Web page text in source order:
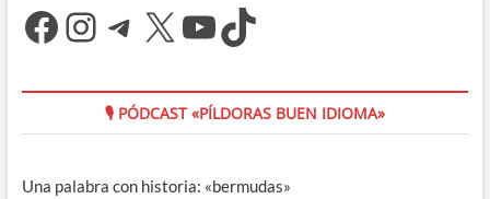
Facebook
Instagram
Telegram
X YouTube
TikTok
🎙 PÓDCAST «PÍLDORAS BUEN IDIOMA»
Una palabra con historia: «bermudas»